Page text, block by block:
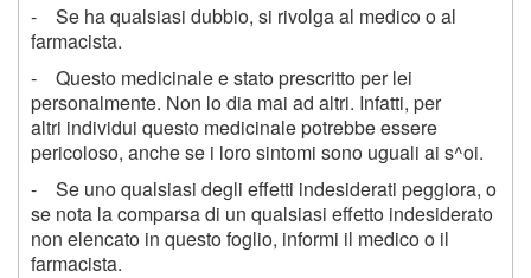
- Se ha qualsiasi dubbio, si rivolga al medico o al
farmacista.
- Questo medicinale e stato prescritto per lei
personalmente. Non lo dia mai ad altri. Infatti, per
altri individui questo medicinale potrebbe essere
pericoloso, anche se i loro sintomi sono uguali ai s^oi.
- Se uno qualsiasi degli effetti indesiderati peggiora, o
se nota la comparsa di un qualsiasi effetto indesiderato
non elencato in questo foglio, informi il medico o il
farmacista.